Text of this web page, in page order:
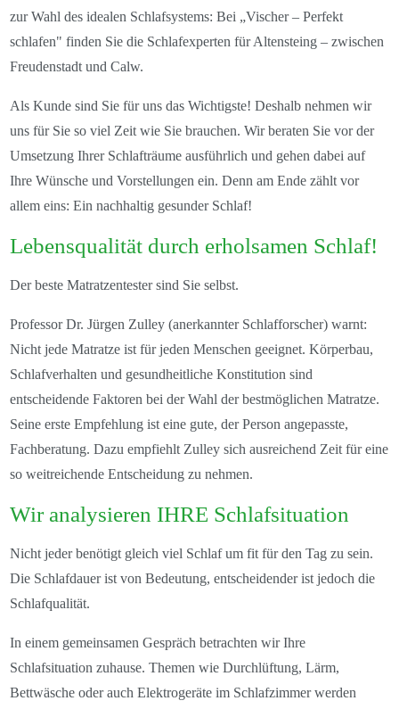
zur Wahl des idealen Schlafsystems: Bei „Vischer – Perfekt
schlafen" finden Sie die Schlafexperten für Altensteing – zwischen
Freudenstadt und Calw.
Als Kunde sind Sie für uns das Wichtigste! Deshalb nehmen wir
uns für Sie so viel Zeit wie Sie brauchen. Wir beraten Sie vor der
Umsetzung Ihrer Schlafträume ausführlich und gehen dabei auf
Ihre Wünsche und Vorstellungen ein. Denn am Ende zählt vor
allem eins: Ein nachhaltig gesunder Schlaf!
Lebensqualität durch erholsamen Schlaf!
Der beste Matratzentester sind Sie selbst.
Professor Dr. Jürgen Zulley (anerkannter Schlafforscher) warnt:
Nicht jede Matratze ist für jeden Menschen geeignet. Körperbau,
Schlafverhalten und gesundheitliche Konstitution sind
entscheidende Faktoren bei der Wahl der bestmöglichen Matratze.
Seine erste Empfehlung ist eine gute, der Person angepasste,
Fachberatung. Dazu empfiehlt Zulley sich ausreichend Zeit für eine
so weitreichende Entscheidung zu nehmen.
Wir analysieren IHRE Schlafsituation
Nicht jeder benötigt gleich viel Schlaf um fit für den Tag zu sein.
Die Schlafdauer ist von Bedeutung, entscheidender ist jedoch die
Schlafqualität.
In einem gemeinsamen Gespräch betrachten wir Ihre
Schlafsituation zuhause. Themen wie Durchlüftung, Lärm,
Bettwäsche oder auch Elektrogeräte im Schlafzimmer werden